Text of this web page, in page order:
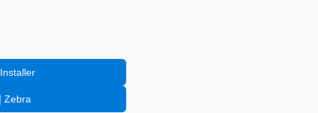
إضافة إلى Installer
إضافة إلى Zebra